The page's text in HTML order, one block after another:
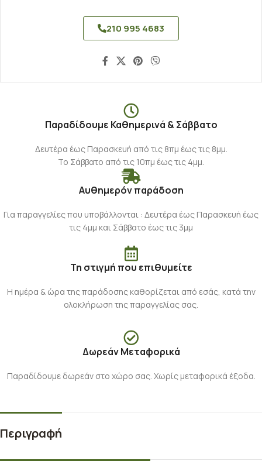
210 995 4683
Παραδίδουμε Καθημερινά & Σάββατο
Δευτέρα έως Παρασκευή από τις 8πμ έως τις 8μμ.
Το Σάββατο από τις 10πμ έως τις 4μμ.
Αυθημερόν παράδοση
Για παραγγελίες που υποβάλλονται : Δευτέρα έως Παρασκευή έως
τις 4μμ και Σάββατο έως τις 3μμ
Τη στιγμή που επιθυμείτε
Η ημέρα & ώρα της παράδοσης καθορίζεται από εσάς, κατά την
ολοκλήρωση της παραγγελίας σας.
Δωρεάν Μεταφορικά
Παραδίδουμε δωρεάν στο χώρο σας. Χωρίς μεταφορικά έξοδα.
Περιγραφή